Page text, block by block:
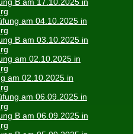
am 04.10.2025 in
B am 03.10.2025 in
am 02.10.2025 in
am 02.10.2025 in
am 06.09.2025 in
B am 06.09.2025 in